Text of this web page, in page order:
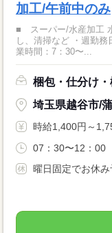
加工/午前中のみ
■ スーパー/水産加工
し、清掃など ・週勤務日数：4日 ・勤務曜日：土日の勤務あり ・就
業時間：7：30〜...
梱包・仕分け
埼玉県越谷市/
時給1,400円～
07：30〜12：00
曜日固定でお休み